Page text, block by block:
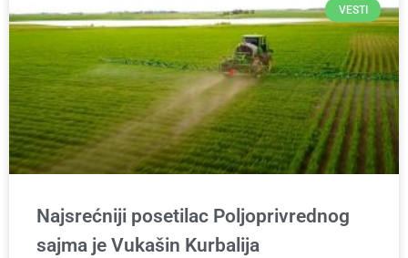
VESTI
Najsrećniji posetilac Poljoprivrednog
sajma je Vukašin Kurbalija